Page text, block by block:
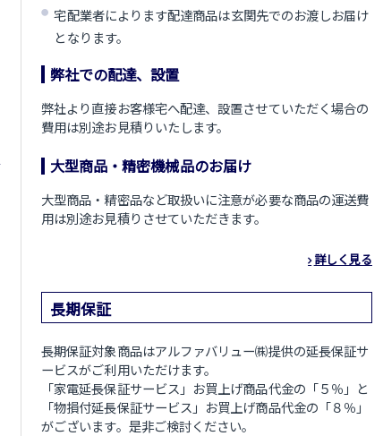
宅配業者によります配達商品は玄関先でのお渡しお届け
となります。
弊社での配達、設置
弊社より直接お客様宅へ配達、設置させていただく場合の
費用は別途お見積りいたします。
大型商品・精密機械品のお届け
大型商品・精密品など取扱いに注意が必要な商品の運送費
用は別途お見積りさせていただきます。
詳しく見る
長期保証
長期保証対象商品はアルファバリュー㈱提供の延長保証サ
ービスがご利用いただけます。
「家電延長保証サービス」お買上げ商品代金の「５％」と
「物損付延長保証サービス」お買上げ商品代金の「８％」
がございます。是非ご検討ください。